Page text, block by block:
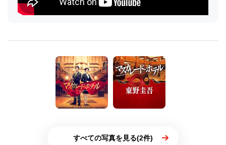
すべての写真を見る(2件)